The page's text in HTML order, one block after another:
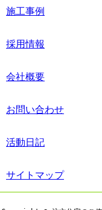
施工事例
採用情報
会社概要
お問い合わせ
活動日記
サイトマップ